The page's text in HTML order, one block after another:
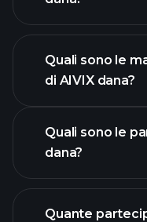
gráfico
Quali sono le
di AIVIX dana?
Quali sono le
dana?
Quante